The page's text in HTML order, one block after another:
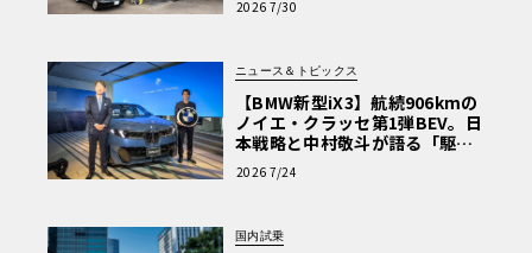
を選ぶ理由〈PR〉
2026 7/30
ニュース＆トピックス
【BMW新型iX3】航続906kmの
ノイエ・クラッセ第1弾BEV。日
本戦略と中村敬斗が語る「駆け
ぬける歓び」
2026 7/24
国内試乗